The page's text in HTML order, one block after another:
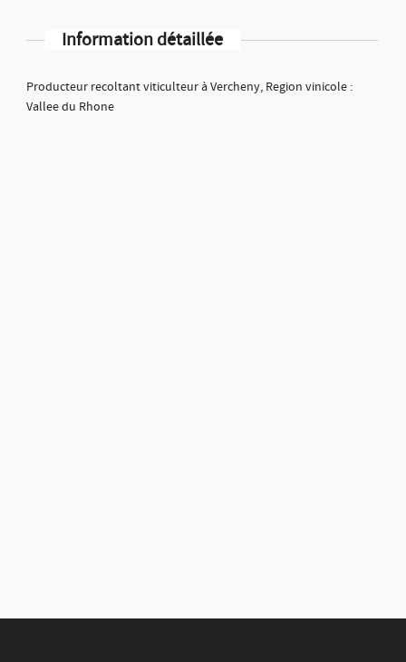
Information détaillée
Producteur recoltant viticulteur à Vercheny, Region vinicole :
Vallee du Rhone